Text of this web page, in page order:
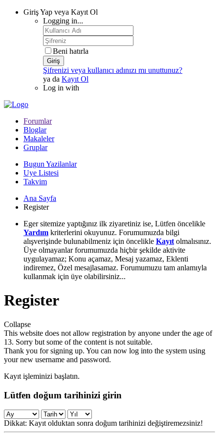
Giriş Yap veya Kayıt Ol
Logging in...
Beni hatırla
Giriş
Şifrenizi veya kullanıcı adınızı mı unuttunuz?
ya da Kayıt Ol
Log in with
Forumlar
Bloglar
Makaleler
Gruplar
Bugun Yazilanlar
Uye Listesi
Takvim
Ana Sayfa
Register
Eger sitemize yaptığınız ilk ziyaretiniz ise, Lütfen öncelikle
Yardım kriterlerini okuyunuz. Forumumuzda bilgi
alışverişinde bulunabilmeniz için öncelikle Kayıt olmalısınız.
Üye olmayanlar forumumuzda hiçbir şekilde aktivite
uygulayamaz; Konu açamaz, Mesaj yazamaz, Eklenti
indiremez, Özel mesajlasamaz. Forumumuzu tam anlamıyla
kullanmak için üye olabilirsiniz...
Register
Collapse
This website does not allow registration by anyone under the age of
13. Sorry but some of the content is not suitable.
Thank you for signing up. You can now log into the system using
your new username and password.
Kayıt işleminizi başlatın.
Lütfen doğum tarihinizi girin
Dikkat: Kayıt olduktan sonra doğum tarihinizi değiştiremezsiniz!